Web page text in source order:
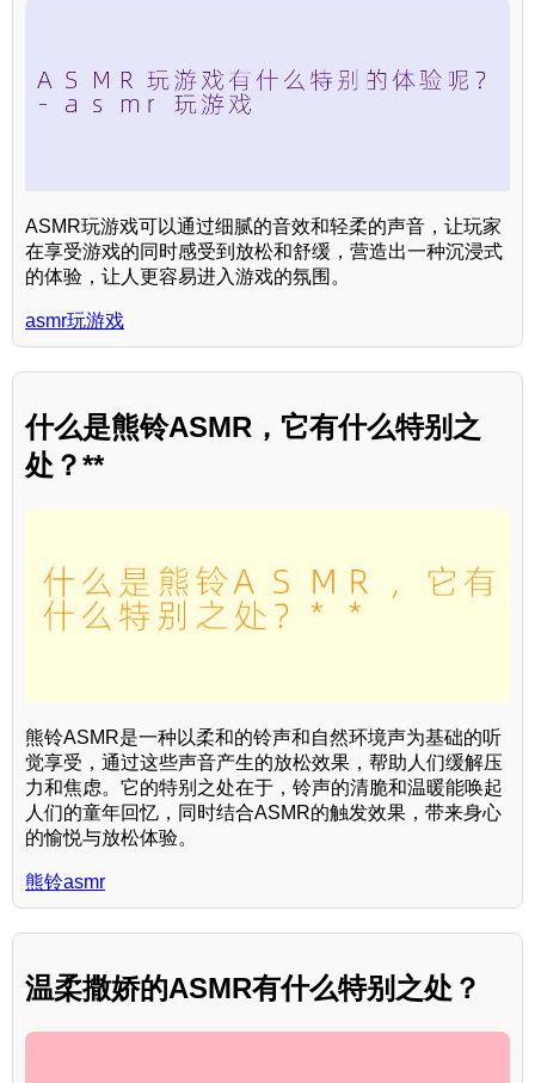
ASMR玩游戏可以通过细腻的音效和轻柔的声音，让玩家
在享受游戏的同时感受到放松和舒缓，营造出一种沉浸式
的体验，让人更容易进入游戏的氛围。
asmr玩游戏
什么是熊铃ASMR，它有什么特别之
处？**
熊铃ASMR是一种以柔和的铃声和自然环境声为基础的听
觉享受，通过这些声音产生的放松效果，帮助人们缓解压
力和焦虑。它的特别之处在于，铃声的清脆和温暖能唤起
人们的童年回忆，同时结合ASMR的触发效果，带来身心
的愉悦与放松体验。
熊铃asmr
温柔撒娇的ASMR有什么特别之处？